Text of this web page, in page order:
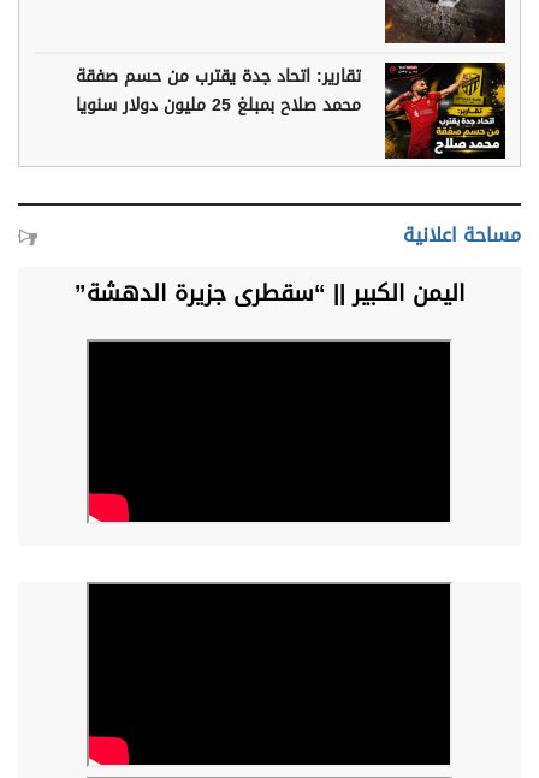
تقارير: اتحاد جدة يقترب من حسم صفقة
محمد صلاح بمبلغ 25 مليون دولار سنويا
مساحة اعلانية
اليمن الكبير || “سقطرى جزيرة الدهشة”